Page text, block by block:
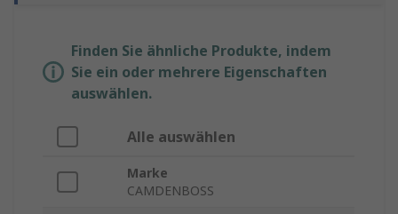
Finden Sie ähnliche Produkte, indem
Sie ein oder mehrere Eigenschaften
auswählen.
Alle auswählen
Marke
CAMDENBOSS